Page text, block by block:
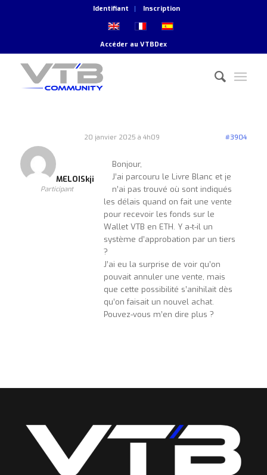
Identifiant Inscription
Accéder au VTBDex
20 janvier 2025 à 4h09 #3904
MELOISkji
Participant
Bonjour,
J’ai parcouru le Livre Blanc et je
n’ai pas trouvé où sont indiqués
les délais quand on fait une vente
pour recevoir les fonds sur le
Wallet VTB en ETH. Y a-t-il un
système d’approbation par un tiers
?
J’ai eu la surprise de voir qu’on
pouvait annuler une vente, mais
que cette possibilité s’anihilait dès
qu’on faisait un nouvel achat.
Pouvez-vous m’en dire plus ?